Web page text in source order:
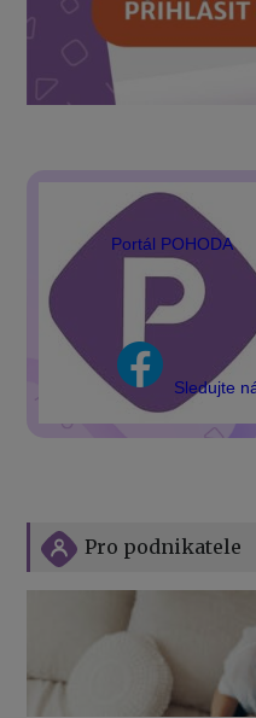
Portál POHODA
Sledujte
Pro podnikatele